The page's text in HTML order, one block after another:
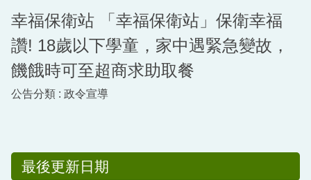
幸福保衛站 「幸福保衛站」保衛幸福
讚! 18歲以下學童，家中遇緊急變故，
饑餓時可至超商求助取餐
公告分類 : 政令宣導
最後更新日期